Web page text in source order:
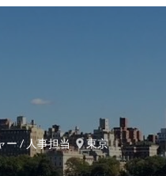
ー / 人事担当
東京